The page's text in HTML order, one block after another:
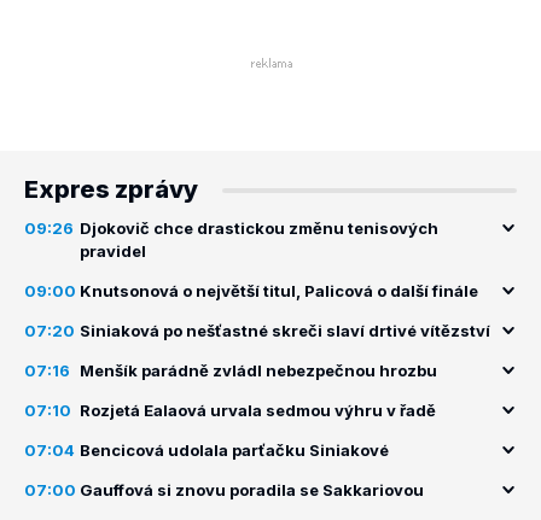
Expres zprávy
09:26 Djokovič chce drastickou změnu tenisových
pravidel
09:00 Knutsonová o největší titul, Palicová o další finále
07:20 Siniaková po nešťastné skreči slaví drtivé vítězství
07:16 Menšík parádně zvládl nebezpečnou hrozbu
07:10 Rozjetá Ealaová urvala sedmou výhru v řadě
07:04 Bencicová udolala parťačku Siniakové
07:00 Gauffová si znovu poradila se Sakkariovou